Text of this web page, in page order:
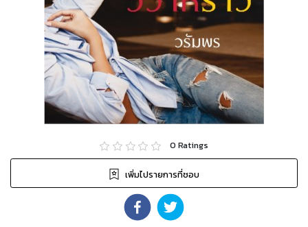
0 Ratings
เพิ่มไปรายการที่ชอบ